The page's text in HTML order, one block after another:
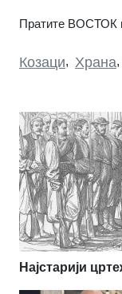
Пратите ВОСТОК
Козаци, Храна,
Најстарији